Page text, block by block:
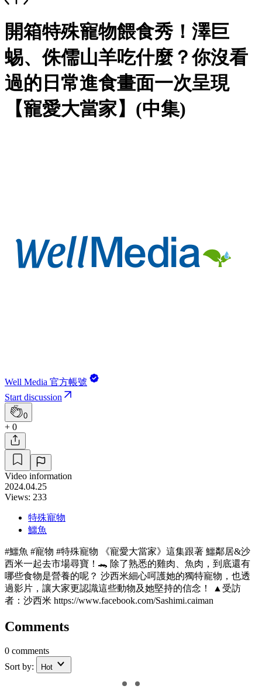
開箱特殊寵物餵食秀！澤巨
蜴、侏儒山羊吃什麼？你沒看
過的日常進食畫面一次呈現
【寵愛大當家】(中集)
Well Media 官方帳號
Start discussion
0
+ 0
Video information
2024.04.25
Views: 233
特殊寵物
鱷魚
#鱷魚 #寵物 #特殊寵物 《寵愛大當家》這集跟著 鱷鄰居&沙
西米一起去市場尋寶！🐊 除了熟悉的雞肉、魚肉，到底還有
哪些食物是營養的呢？ 沙西米細心呵護她的獨特寵物，也透
過影片，讓大家更認識這些動物及她堅持的信念！ ▲受訪
者：沙西米 https://www.facebook.com/Sashimi.caiman
Comments
0 comments
Sort by:
Hot